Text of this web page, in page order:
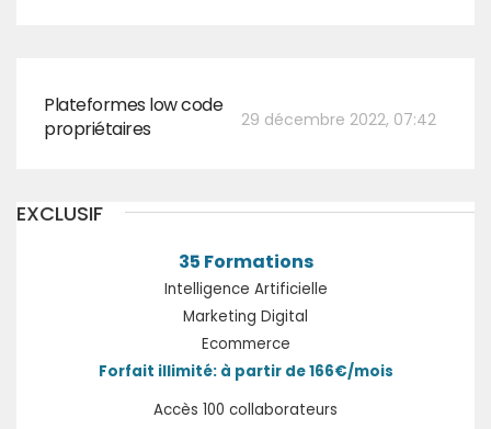
29 décembre 2022, 07:42
Plateformes low code
propriétaires
EXCLUSIF
35 Formations
Intelligence Artificielle
Marketing Digital
Ecommerce
Forfait illimité: à partir de 166€/mois
Accès 100 collaborateurs